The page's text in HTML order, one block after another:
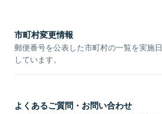
市町村変更情報
郵便番号を公表した市町村の一覧を実施
しています。
よくあるご質問・お問い合わせ